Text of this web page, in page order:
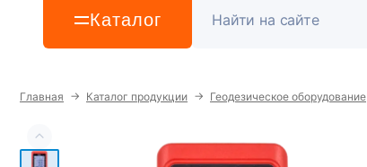
Каталог
Главная → Каталог продукции → Геодезическое оборудование